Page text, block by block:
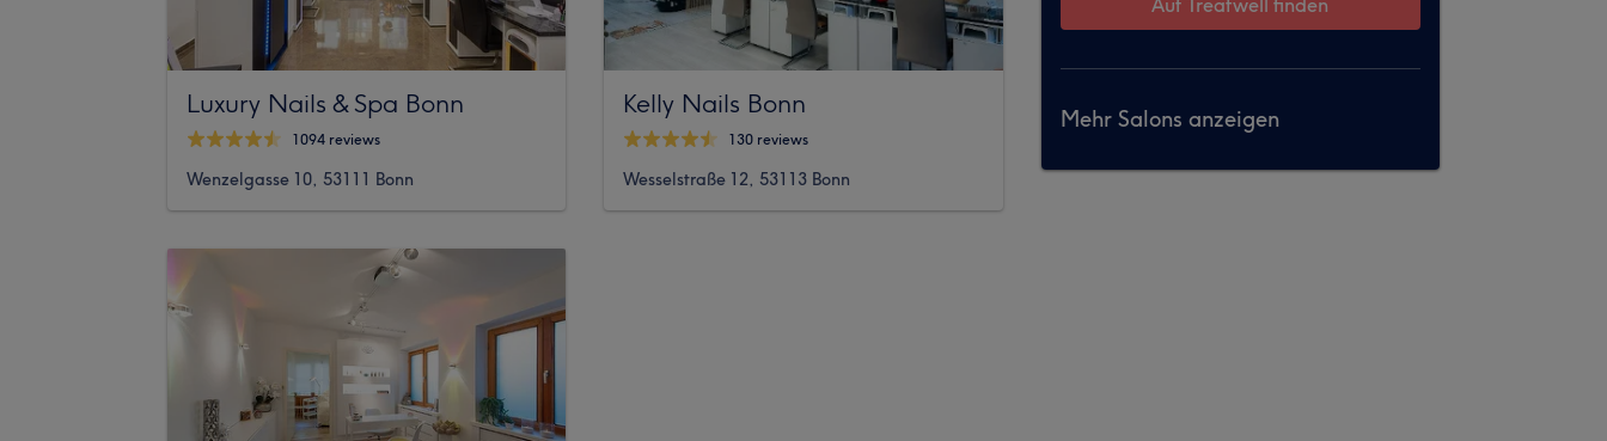
Luxury Nails & Spa Bonn
1094 reviews
Wenzelgasse 10, 53111 Bonn
Kelly Nails Bonn
130 reviews
Wesselstraße 12, 53113 Bonn
Mehr Salons anzeigen